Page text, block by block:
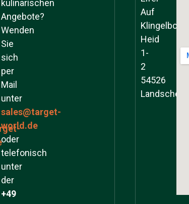
kulinarischen
Angebote?
Wenden
Sie
sich
per
Mail
unter
sales@target-
world.de
oder
telefonisch
unter
der
+49
Auf
Klingelborner
Heid
1-
2
54526
Landscheid